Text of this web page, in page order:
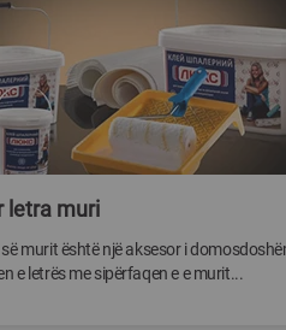
letra muri
murit është një aksesor i
e letrës me sipërfaqen e e murit...